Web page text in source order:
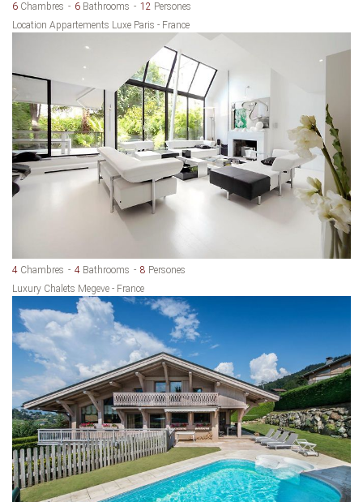
6 Chambres 6 Bathrooms 12 Persones
Location Appartements Luxe Paris - France
4 Chambres 4 Bathrooms 8 Persones
Luxury Chalets Megeve - France